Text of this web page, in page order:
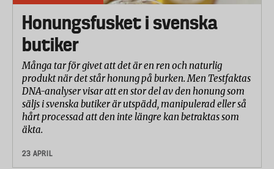
Honungsfusket i svenska
butiker
Många tar för givet att det är en ren och naturlig
produkt när det står honung på burken. Men Testfaktas
DNA-analyser visar att en stor del av den honung som
säljs i svenska butiker är utspädd, manipulerad eller så
hårt processad att den inte längre kan betraktas som
äkta.
23 APRIL